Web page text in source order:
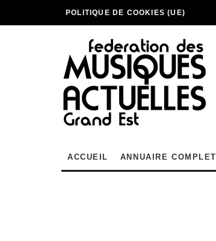
POLITIQUE DE COOKIES (UE)
ACCUEIL ANNUAIRE COMPLET